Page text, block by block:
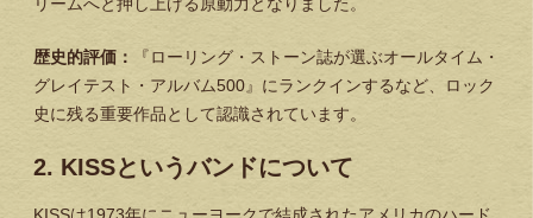
リームへと押し上げる原動力となりました。
歴史的評価：
『ローリング・ストーン誌が選ぶオールタイム・
グレイテスト・アルバム500』にランクインするなど、ロック
史に残る重要作品として認識されています。
2. KISSというバンドについて